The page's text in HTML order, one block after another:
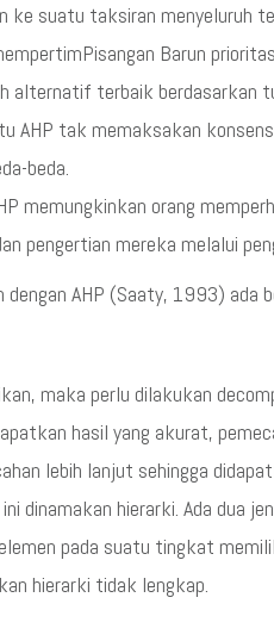
ke suatu taksiran menyeluruh
Barun
alternatif terbaik berdasarkan
AHP tak memaksakan
beda.
memungkinkan orang
pengertian mereka melalui
AHP (Saaty, 1993) ada
maka perlu dilakukan
hasil yang akurat,
lebih lanjut sehingga
dinamakan hierarki. Ada dua
pada suatu tingkat
hierarki tidak lengkap.